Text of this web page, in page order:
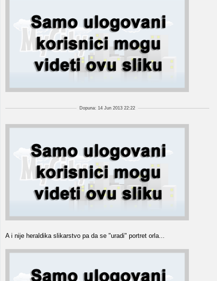
Dopuna: 14 Jun 2013 22:22
A i nije heraldika slikarstvo pa da se "uradi" portret orla...